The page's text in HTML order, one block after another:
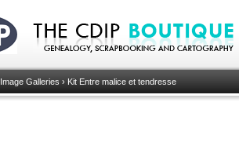
Image Galleries › Kit Entre malice et tendresse